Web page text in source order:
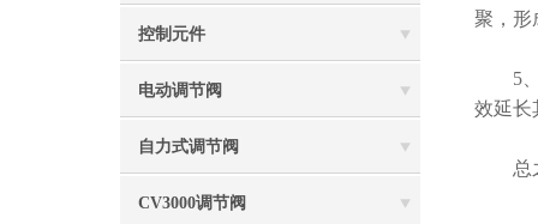
控制元件
电动调节阀
自力式调节阀
CV3000调节阀
聚，形
5、
效延长
总之